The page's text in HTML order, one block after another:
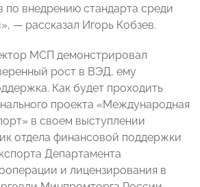
по внедрению стандарта среди
— рассказал Игорь Кобзев.
МСП демонстрировал
рост в ВЭД, ему
Как будет проходить
проекта «Международная
в своем выступлении
отдела финансовой поддержки
Департамента
и лицензирования в